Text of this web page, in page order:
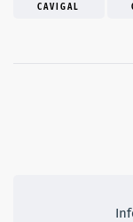
CAVIGAL